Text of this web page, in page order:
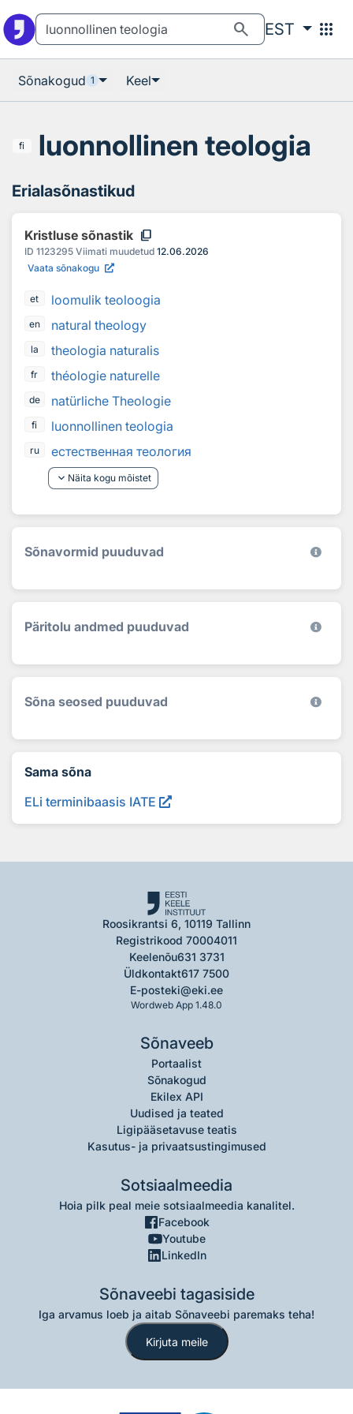
search EST apps
Sõnakogud 1 Keel
fi luonnollinen teologia
Erialasõnastikud
Kristluse sõnastik content_copy
ID 1123295 Viimati muudetud 12.06.2026
Vaata sõnakogu
et loomulik teoloogia
en natural theology
la theologia naturalis
fr théologie naturelle
de natürliche Theologie
fi luonnollinen teologia
ru
естественная теология
keyboard_arrow_down Näita kogu mõistet
Sõnavormid puuduvad
Päritolu andmed puuduvad
Sõna seosed puuduvad
Sama sõna
ELi terminibaasis IATE
Roosikrantsi 6, 10119 Tallinn
Registrikood 70004011
Keelenõu631 3731
Üldkontakt617 7500
E-posteki@eki.ee
Wordweb App 1.48.0
Sõnaveeb
Portaalist
Sõnakogud
Ekilex API
Uudised ja teated
Ligipääsetavuse teatis
Kasutus- ja privaatsustingimused
Sotsiaalmeedia
Hoia pilk peal meie sotsiaalmeedia kanalitel.
Facebook
Youtube
LinkedIn
Sõnaveebi tagasiside
Iga arvamus loeb ja aitab Sõnaveebi paremaks teha!
Kirjuta meile